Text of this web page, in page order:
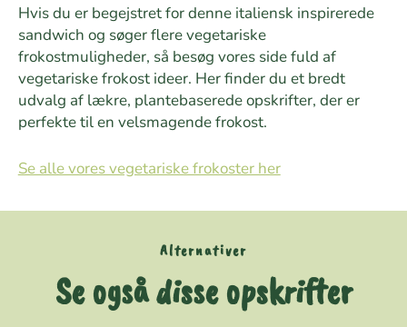
Hvis du er begejstret for denne italiensk inspirerede
sandwich og søger flere vegetariske
frokostmuligheder, så besøg vores side fuld af
vegetariske frokost ideer. Her finder du et bredt
udvalg af lækre, plantebaserede opskrifter, der er
perfekte til en velsmagende frokost.
Se alle vores vegetariske frokoster her
Alternativer
Se også disse opskrifter